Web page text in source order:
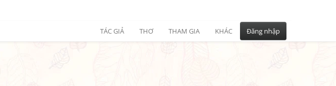
TÁC GIẢ THƠ THAM GIA KHÁC Đăng nhập